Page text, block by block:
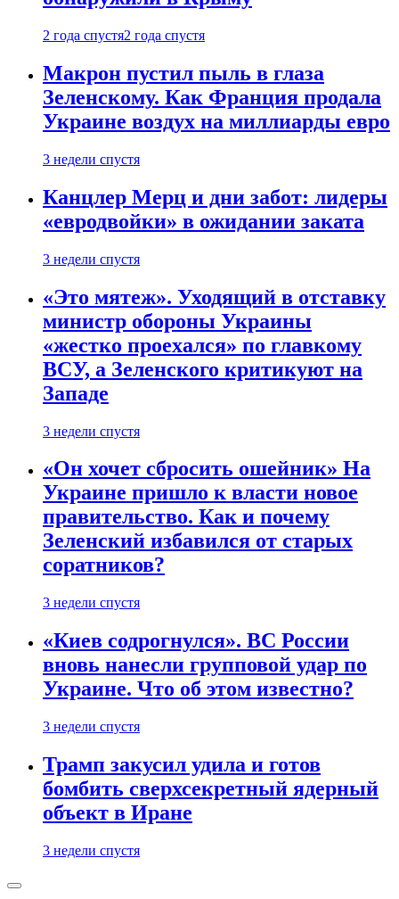
2 года спустя2 года спустя
Макрон пустил пыль в глаза
Зеленскому. Как Франция продала
Украине воздух на миллиарды евро
3 недели спустя
Канцлер Мерц и дни забот: лидеры
«евродвойки» в ожидании заката
3 недели спустя
«Это мятеж». Уходящий в отставку
министр обороны Украины
«жестко проехался» по главкому
ВСУ, а Зеленского критикуют на
Западе
3 недели спустя
«Он хочет сбросить ошейник» На
Украине пришло к власти новое
правительство. Как и почему
Зеленский избавился от старых
соратников?
3 недели спустя
«Киев содрогнулся». ВС России
вновь нанесли групповой удар по
Украине. Что об этом известно?
3 недели спустя
Трамп закусил удила и готов
бомбить сверхсекретный ядерный
объект в Иране
3 недели спустя